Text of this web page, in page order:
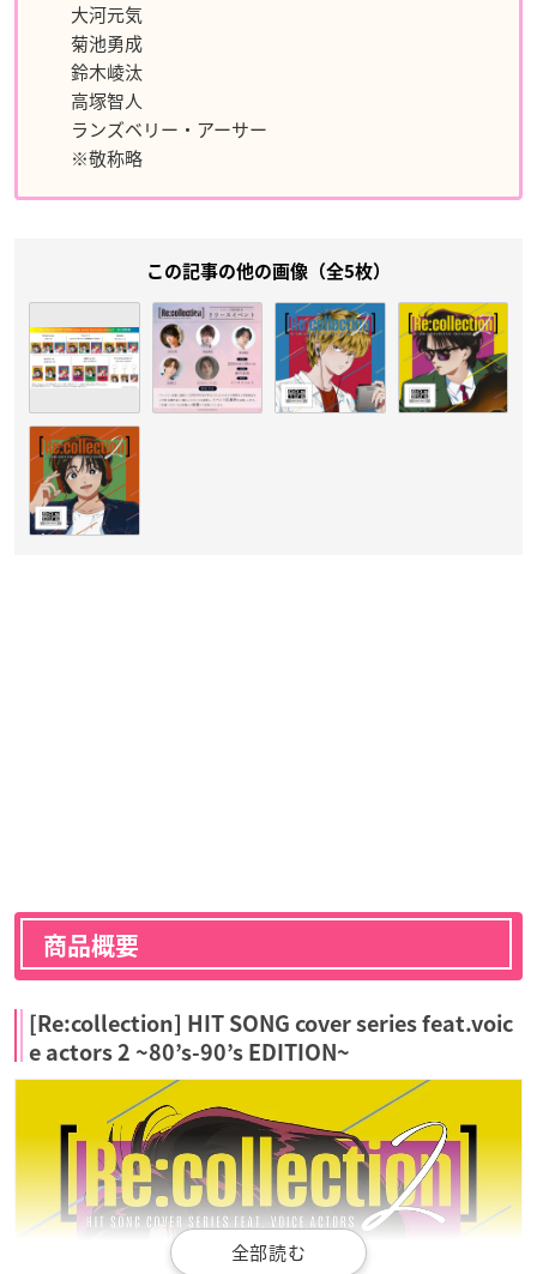
大河元気
菊池勇成
鈴木崚汰
高塚智人
ランズベリー・アーサー
※敬称略
この記事の他の画像（全5枚）
商品概要
[Re:collection] HIT SONG cover series feat.voic
e actors 2 ~80’s-90’s EDITION~